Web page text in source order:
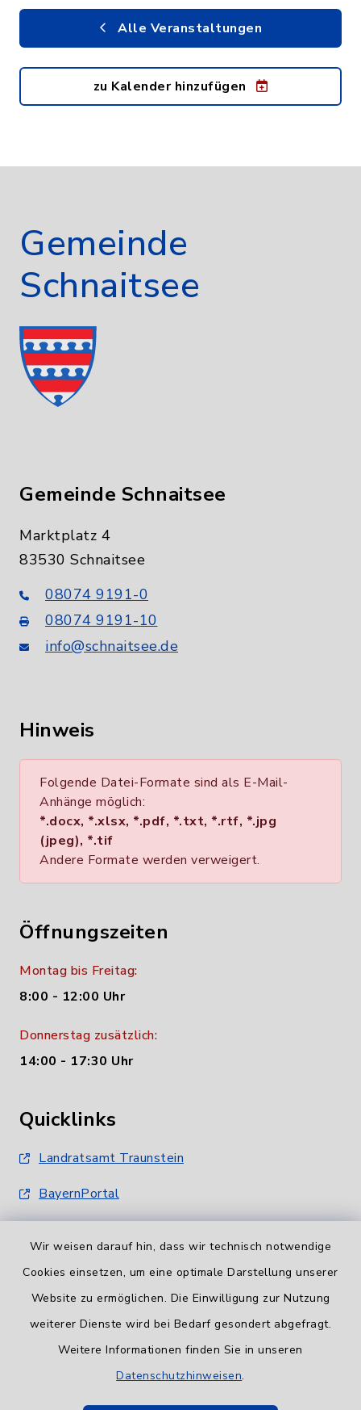
Wir weisen darauf hin, dass wir technisch notwendige
Cookies einsetzen, um eine optimale Darstellung unserer
Website zu ermöglichen. Die Einwilligung zur Nutzung
weiterer Dienste wird bei Bedarf gesondert abgefragt.
Weitere Informationen finden Sie in unseren
Datenschutzhinweisen.
Alle Veranstaltungen
zu Kalender hinzufügen
Gemeinde
Schnaitsee
Gemeinde Schnaitsee
Marktplatz 4
83530 Schnaitsee
08074 9191-0
08074 9191-10
info@schnaitsee.de
Hinweis
Folgende Datei-Formate sind als E-Mail-
Anhänge möglich:
*.docx, *.xlsx, *.pdf, *.txt, *.rtf, *.jpg
(jpeg), *.tif
Andere Formate werden verweigert.
Öffnungszeiten
Montag bis Freitag:
8:00 - 12:00 Uhr
Donnerstag zusätzlich:
14:00 - 17:30 Uhr
Quicklinks
Landratsamt Traunstein
BayernPortal
Barrierefreiheit